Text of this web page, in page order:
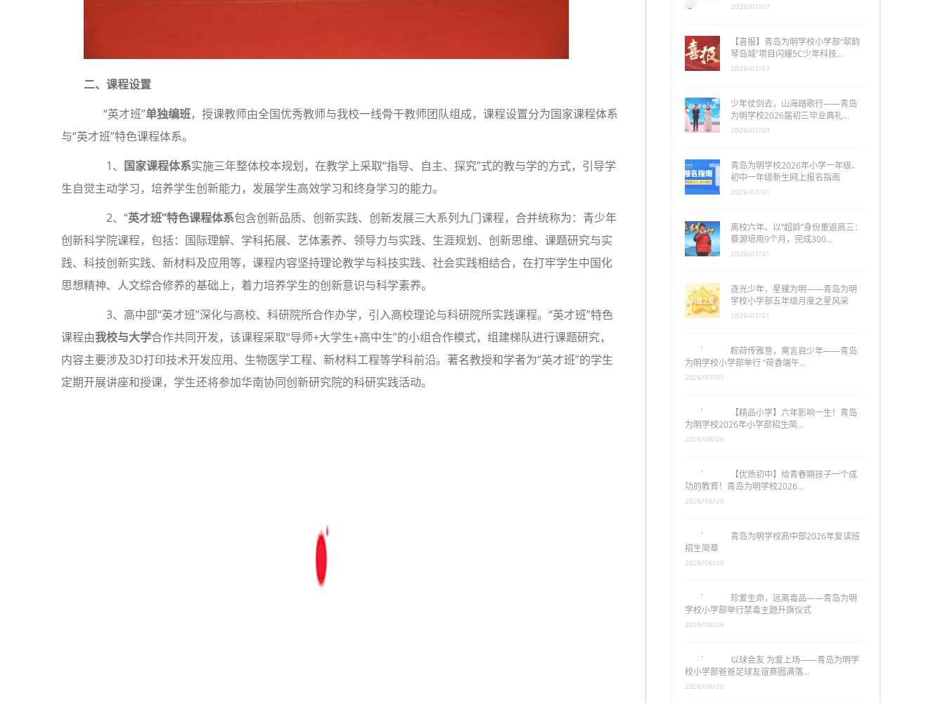
二、课程设置
“英才班”单独编班，授课教师由全国优秀教师与我校一线骨干教师团队组成，课程设置分为国家课程体系
与“英才班”特色课程体系。
1、 国家课程体系实施三年整体校本规划，在教学上采取“指导、自主、探究”式的教与学的方式，引导学
生自觉主动学习，培养学生创新能力，发展学生高效学习和终身学习的能力。
2、“英才班”特色课程体系包含创新品质、创新实践、创新发展三大系列九门课程，合并统称为：青少年
创新科学院课程，包括：国际理解、学科拓展、艺体素养、领导力与实践、生涯规划、创新思维、课题研究与实
践、科技创新实践、新材料及应用等，课程内容坚持理论教学与科技实践、社会实践相结合，在打牢学生中国化
思想精神、人文综合修养的基础上，着力培养学生的创新意识与科学素养。
3、高中部“英才班”深化与高校、科研院所合作办学，引入高校理论与科研院所实践课程。“英才班”特色
课程由我校与大学合作共同开发，该课程采取“导师+大学生+高中生”的小组合作模式，组建梯队进行课题研究，
内容主要涉及3D打印技术开发应用、生物医学工程、新材料工程等学科前沿。著名教授和学者为“英才班”的学生
定期开展讲座和授课，学生还将参加华南协同创新研究院的科研实践活动。
2026/07/07
【喜报】青岛为明学校小学部“翠韵
琴岛城”项目闪耀5C少年科技…
2026/07/07
少年仗剑去，山海踏歌行——青岛
为明学校2026届初三毕业典礼…
2026/07/03
青岛为明学校2026年小学一年级、
初中一年级新生网上报名指南
2026/07/01
离校六年、以“超龄”身份重返高三：
蔡源培用9个月，完成300…
2026/07/01
逐光少年，星耀为明——青岛为明
学校小学部五年级月度之星风采
2026/07/01
粽荷传雅意，寓言启少年——青岛
为明学校小学部举行 “荷香端午…
【精品小学】六年影响一生！青岛
为明学校2026年小学部招生简…
【优质初中】给青春期孩子一个成
功的教育！青岛为明学校2026…
青岛为明学校高中部2026年复读班
珍爱生命，远离毒品——青岛为明
学校小学部举行禁毒主题升旗仪式
以球会友 为爱上场——青岛为明学
校小学部爸爸足球友谊赛圆满落…